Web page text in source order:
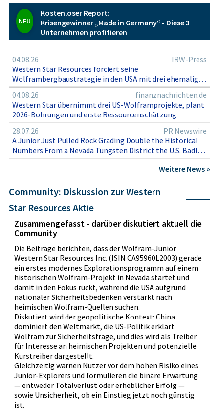
NEU
Kostenloser Report:
Krisengewinner „Made in Germany“ - Diese 3
Unternehmen profitieren
04.08.26
IRW-Press
Western Star Resources forciert seine
Wolframbergbaustrategie in den USA mit drei ehemaligen
Produktionsbetrieben, Bohrplänen für 2026 und Kurs auf
die erste Mineralressourcenschätzung für das Projekt
Eagle Point
04.08.26
finanznachrichten.de
Western Star übernimmt drei US-Wolframprojekte, plant
2026-Bohrungen und erste Ressourcenschätzung
28.07.26
PR Newswire
A Junior Just Pulled Rock Grading Double the Historical
Numbers From a Nevada Tungsten District the U.S. Badly
Needs
Weitere News »
Community: Diskussion zur Western
Star Resources Aktie
Zusammengefasst - darüber diskutiert aktuell die
Community
Die Beiträge berichten, dass der Wolfram-Junior
Western Star Resources Inc. (ISIN CA95960L2003) gerade
ein erstes modernes Explorationsprogramm auf einem
historischen Wolfram-Projekt in Nevada startet und
damit in den Fokus rückt, während die USA aufgrund
nationaler Sicherheitsbedenken verstärkt nach
heimischen Wolfram-Quellen suchen.
Diskutiert wird der geopolitische Kontext: China
dominiert den Weltmarkt, die US-Politik erklärt
Wolfram zur Sicherheitsfrage, und dies wird als Treiber
für Interesse an heimischen Projekten und potenzielle
Kurstreiber dargestellt.
Gleichzeitig warnen Nutzer vor dem hohen Risiko eines
Junior-Explorers und formulieren die binäre Erwartung
— entweder Totalverlust oder erheblicher Erfolg —
sowie Unsicherheit, ob ein Einstieg jetzt noch günstig
ist.